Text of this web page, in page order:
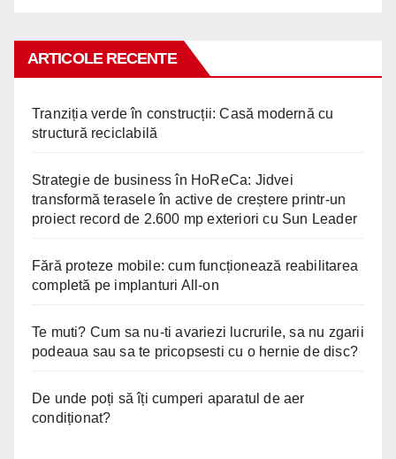
ARTICOLE RECENTE
Tranziția verde în construcții: Casă modernă cu
structură reciclabilă
Strategie de business în HoReCa: Jidvei
transformă terasele în active de creștere printr-un
proiect record de 2.600 mp exteriori cu Sun Leader
Fără proteze mobile: cum funcționează reabilitarea
completă pe implanturi All-on
Te muti? Cum sa nu-ti avariezi lucrurile, sa nu zgarii
podeaua sau sa te pricopsesti cu o hernie de disc?
De unde poți să îți cumperi aparatul de aer
condiționat?